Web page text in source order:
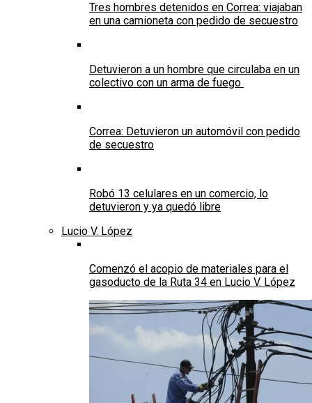
Tres hombres detenidos en Correa: viajaban
en una camioneta con pedido de secuestro
Detuvieron a un hombre que circulaba en un
colectivo con un arma de fuego
Correa: Detuvieron un automóvil con pedido
de secuestro
Robó 13 celulares en un comercio, lo
detuvieron y ya quedó libre
Lucio V. López
Comenzó el acopio de materiales para el
gasoducto de la Ruta 34 en Lucio V. López